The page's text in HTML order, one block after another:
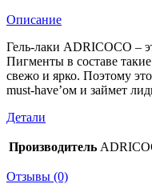
Описание
Гель-лаки ADRICOCO –
Пигменты в составе
свежо и ярко. Поэтому
must-have’ом и займет
Детали
Производитель
Отзывы (0)